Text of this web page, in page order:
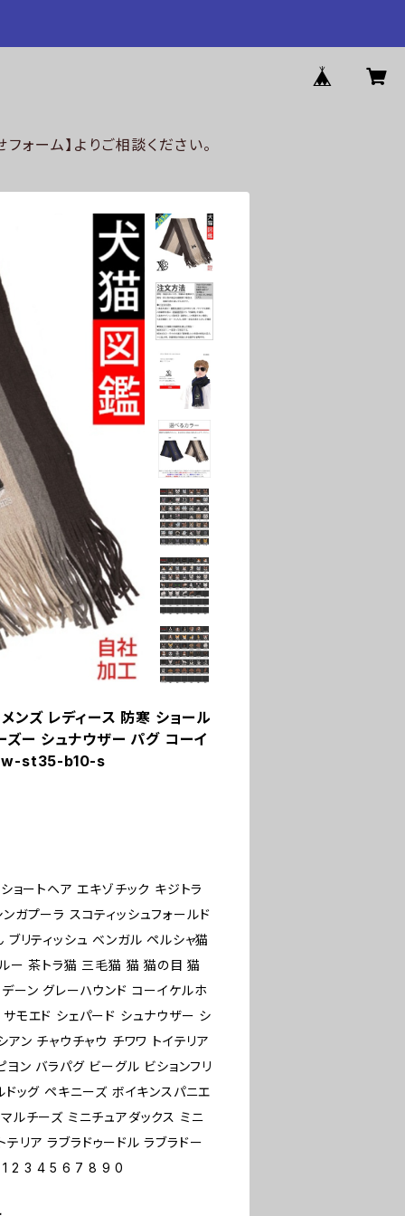
ーム】よりご相談ください。
ンズ レディース 防寒 ショール
ー シュナウザー パグ コーイ
aw-st35-b10-s
ョートヘア エキゾチック キジトラ
ガプーラ スコティッシュフォールド
ブリティッシュ ベンガル ペルシャ猫
ルー 茶トラ猫 三毛猫 猫 猫の目 猫
ーン グレーハウンド コーイケルホ
モエド シェパード シュナウザー シ
ン チャウチャウ チワワ トイテリア
ン バラパグ ビーグル ビションフリ
ドッグ ペキニーズ ボイキンスパニエ
ルチーズ ミニチュアダックス ミニ
リア ラブラドゥードル ラブラドー
1 2 3 4 5 6 7 8 9 0